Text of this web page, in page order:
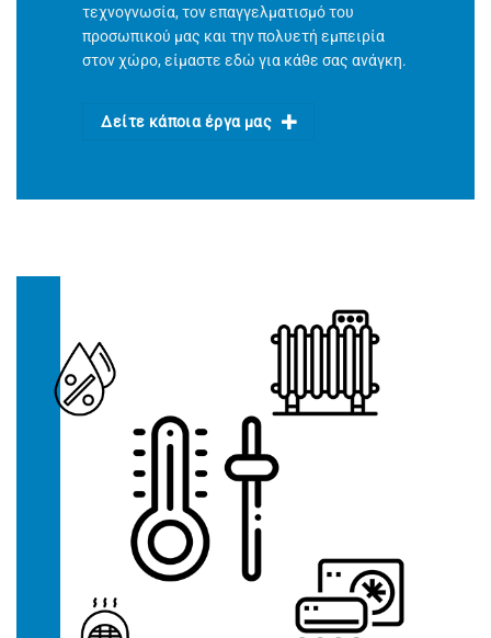
τεχνογνωσία, τον επαγγελματισμό του
προσωπικού μας και την πολυετή εμπειρία
στον χώρο, είμαστε εδώ για κάθε σας ανάγκη.
Δείτε κάποια έργα μας